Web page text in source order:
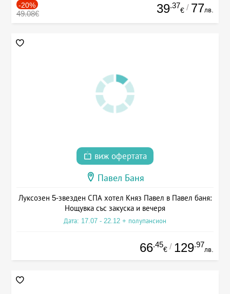
-20%
49.08€ 39.37
€ / 77лв.
виж офертата
Павел Баня
Луксозен 5-звезден СПА хотел Княз Павел в Павел баня:
Нощувка със закуска и вечеря
Дата: 17.07 - 22.12 + полупансион
66.45
€ / 129.97
лв.